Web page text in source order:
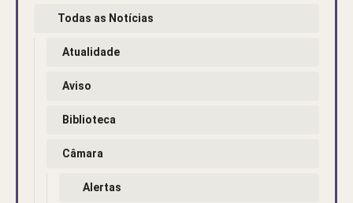
Todas as Notícias
Atualidade
Aviso
Biblioteca
Câmara
Alertas